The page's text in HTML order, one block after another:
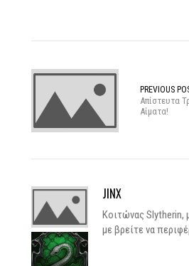
PREVIOUS
Απίστευτα
Αίματα!
JINX
Κοιτώνας Slytherin,
με βρείτε να